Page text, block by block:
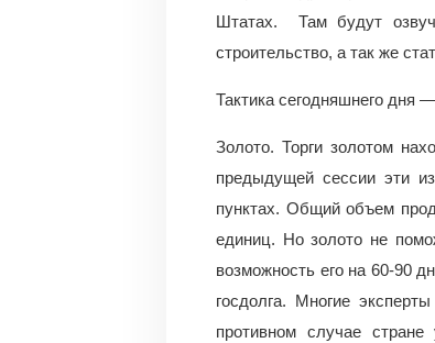
Штатах. Там будут
строительство, а так же
Тактика сегодняшнего дня
Золото. Торги золотом
предыдущей сессии эти
пунктах. Общий объем
единиц. Но золото не
возможность его на 60-90
госдолга. Многие
противном случае